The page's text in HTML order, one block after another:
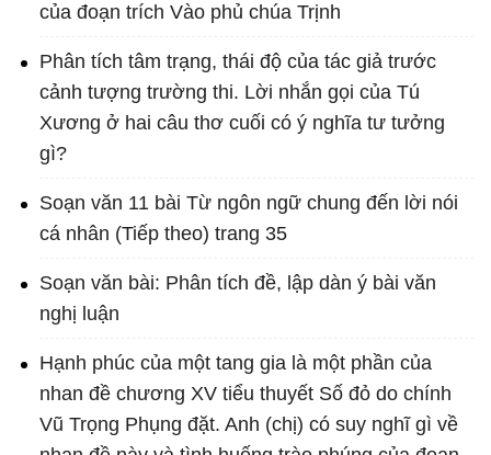
của đoạn trích Vào phủ chúa Trịnh
Phân tích tâm trạng, thái độ của tác giả trước
cảnh tượng trường thi. Lời nhắn gọi của Tú
Xương ở hai câu thơ cuối có ý nghĩa tư tưởng
gì?
Soạn văn 11 bài Từ ngôn ngữ chung đến lời nói
cá nhân (Tiếp theo) trang 35
Soạn văn bài: Phân tích đề, lập dàn ý bài văn
nghị luận
Hạnh phúc của một tang gia là một phần của
nhan đề chương XV tiểu thuyết Số đỏ do chính
Vũ Trọng Phụng đặt. Anh (chị) có suy nghĩ gì về